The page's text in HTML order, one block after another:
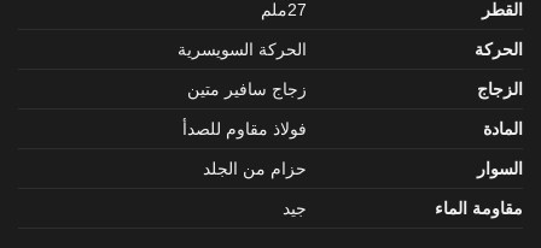
القطر
27ملم
الحركة الحركة السويسرية
الزجاج زجاج سافير متين
المادة فولاذ مقاوم للصدأ
السوار حزام من الجلد
مقاومة الماء جيد